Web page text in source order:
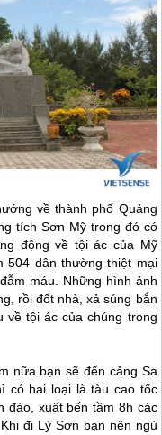
về thành phố Quảng
tích Sơn Mỹ trong đó có
động về tội ác của Mỹ
504 dân thường thiệt mại
máu. Những hình ảnh
rồi đốt nhà, xả súng bắn
về tội ác của chúng trong
nữa bạn sẽ đến cảng Sa
có hai loại là tàu cao tốc
đảo, xuất bến tầm 8h các
đi Lý Sơn bạn nên ngủ